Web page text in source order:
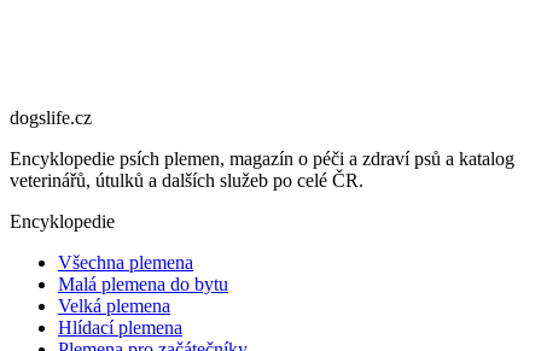
dogslife.cz
Encyklopedie psích plemen, magazín o péči a zdraví psů a katalog
veterinářů, útulků a dalších služeb po celé ČR.
Encyklopedie
Všechna plemena
Malá plemena do bytu
Velká plemena
Hlídací plemena